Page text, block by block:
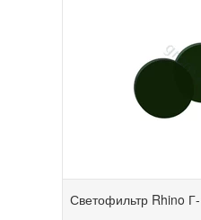
Светофильтр Rhino